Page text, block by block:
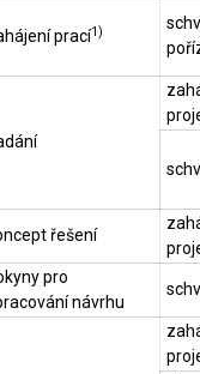
prací1)
řešení
pro
návrhu